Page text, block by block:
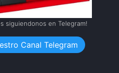
siguiendonos en Telegram!
Canal Telegram